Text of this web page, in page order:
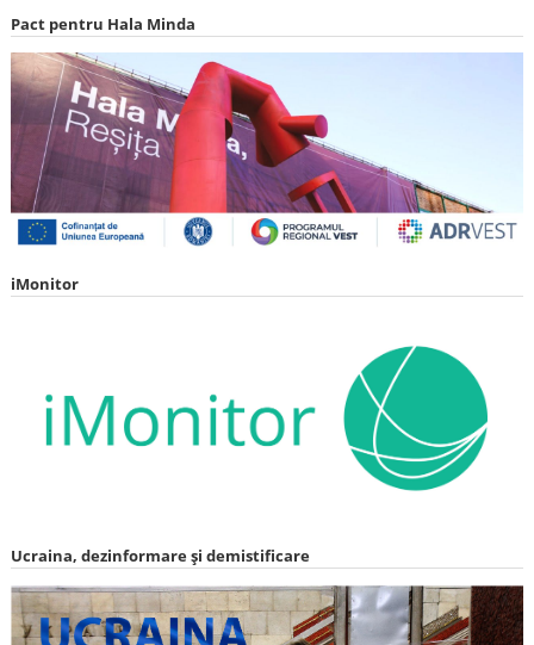
Pact pentru Hala Minda
iMonitor
Ucraina, dezinformare și demistificare